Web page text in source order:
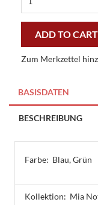
love
notte
quantity
ADD TO CART
Zum Merkzettel
BASISDATEN
BESCHREIBUNG
Farbe: Blau, Grün
Kollektion: Mia